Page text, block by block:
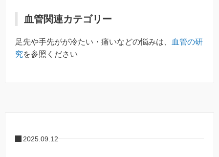
血管関連カテゴリー
足先や手先がが冷たい・痛いなどの悩みは、
血管の研
究を参照ください
2025.09.12